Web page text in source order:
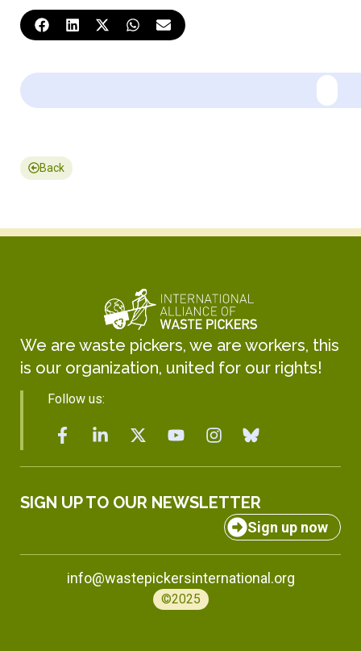
Back
We are waste pickers, we are workers, this
is our organization, united for our rights!
Follow us:
SIGN UP TO OUR NEWSLETTER
Sign up now
info@wastepickersinternational.org
©2025